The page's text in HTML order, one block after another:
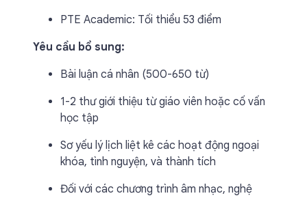
PTE Academic: Tối thiểu 53 điểm
Yêu cầu bổ sung:
Bài luận cá nhân (500-650 từ)
1-2 thư giới thiệu từ giáo viên hoặc cố vấn
học tập
Sơ yếu lý lịch liệt kê các hoạt động ngoại
khóa, tình nguyện, và thành tích
Đối với các chương trình âm nhạc, nghệ